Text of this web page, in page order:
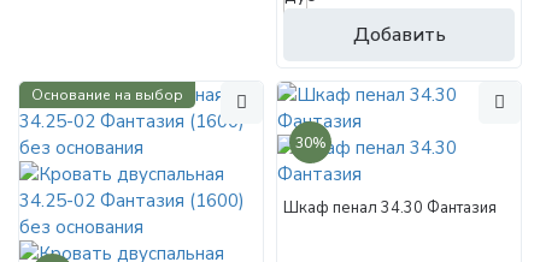
Добавить
Основание на выбор
30%
Шкаф пенал 34.30 Фантазия